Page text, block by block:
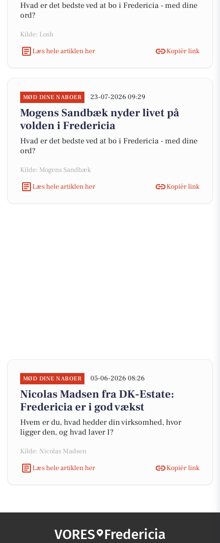
Hvad er det bedste ved at bo i Fredericia - med dine
ord?
Kilde: Losh
Læs hele artiklen her
Kopiér link
MØD DINE NABOER 23-07-2026 09:29
Mogens Sandbæk nyder livet på
volden i Fredericia
Hvad er det bedste ved at bo i Fredericia - med dine
ord?
Kilde: Mogens Sandbæk
Læs hele artiklen her
Kopiér link
MØD DINE NABOER 05-06-2026 08:26
Nicolas Madsen fra DK-Estate:
Fredericia er i god vækst
Hvem er du, hvad hedder din virksomhed, hvor
ligger den, og hvad laver I?
Kilde: Nicolas Madsen
Læs hele artiklen her
Kopiér link
VORES Fredericia